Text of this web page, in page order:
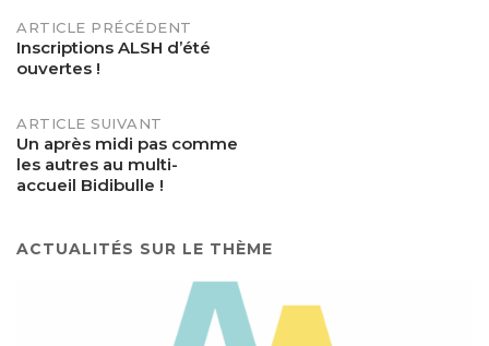
POST
NAVIGATION
ARTICLE PRÉCÉDENT
Inscriptions ALSH d’été
ouvertes !
ARTICLE SUIVANT
Un après midi pas comme
les autres au multi-
accueil Bidibulle !
ACTUALITÉS SUR LE THÈME